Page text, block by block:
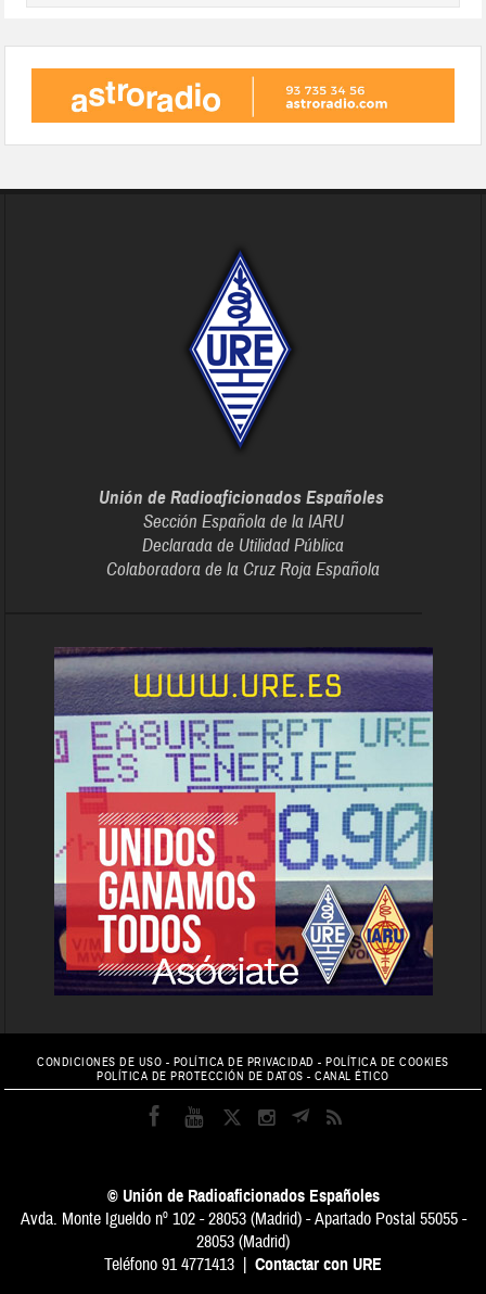
Unión de Radioaficionados Españoles
Sección Española de la IARU
Declarada de Utilidad Pública
Colaboradora de la Cruz Roja Española
CONDICIONES DE USO - POLÍTICA DE PRIVACIDAD -POLÍTICA DE COOKIES
POLÍTICA DE PROTECCIÓN DE DATOS -CANAL ÉTICO
© Unión de Radioaficionados Españoles
Avda. Monte Igueldo nº 102 - 28053 (Madrid) - Apartado Postal 55055 -
28053 (Madrid)
Teléfono 91 4771413 | Contactar con URE